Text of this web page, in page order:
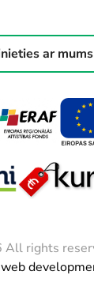
ar mums
rights
web